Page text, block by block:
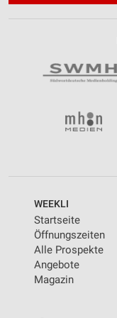
WEEKLI
Startseite
Öffnungszeiten
Alle Prospekte
Angebote
Magazin
Werbung